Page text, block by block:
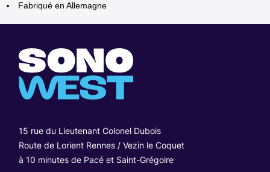
Fabriqué en Allemagne
15 rue du Lieutenant Colonel Dubois
Route de Lorient Rennes / Vezin le Coquet
à 10 minutes de Pacé et Saint-Grégoire